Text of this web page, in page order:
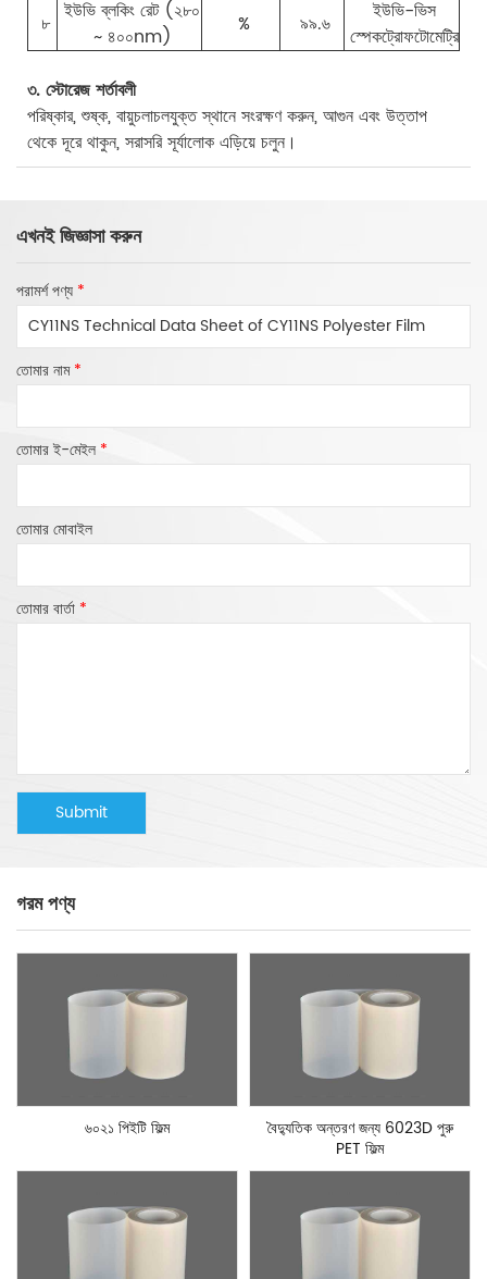
৮ ইউভি ব্লকিং রেট (২৮০
~ ৪০০nm)
% ৯৯.৬
ইউভি-ভিস
স্পেকট্রোফটোমেট্রি
৩. স্টোরেজ শর্তাবলী
পরিষ্কার, শুষ্ক, বায়ুচলাচলযুক্ত স্থানে সংরক্ষণ করুন, আগুন এবং উত্তাপ
থেকে দূরে থাকুন, সরাসরি সূর্যালোক এড়িয়ে চলুন।
এখনই জিজ্ঞাসা করুন
পরামর্শ পণ্য *
তোমার নাম *
তোমার ই-মেইল *
তোমার মোবাইল
তোমার বার্তা *
গরম পণ্য
৬০২১ পিইটি ফিল্ম
বৈদ্যুতিক অন্তরণ জন্য 6023D পুরু
PET ফিল্ম